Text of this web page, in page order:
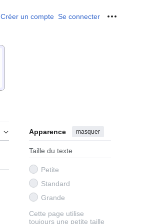
Créer un compte Se connecter Outils
Apparence masquer
Taille du texte
Petite
Standard
Grande
Cette page utilise
toujours une petite taille